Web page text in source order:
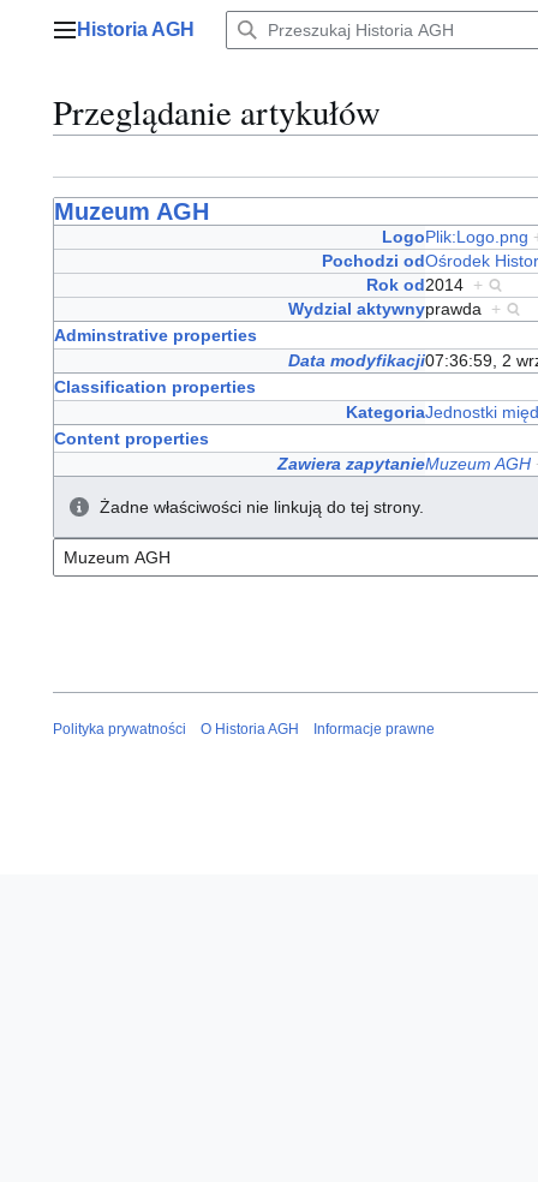
Menu główne
Historia AGH
Przeglądanie artykułów
Muzeum AGH
LogoPlik:Logo.png
Pochodzi odOśrodek
Rok od2014 +
Wydzial aktywnyprawda +
Adminstrative properties
Data modyfikacji07:36:59, 2
Classification properties
KategoriaJednostki
Content properties
Zawiera zapytanieMuzeum AGH
Żadne właściwości nie linkują do tej strony.
Polityka prywatności O Historia AGH Informacje prawne